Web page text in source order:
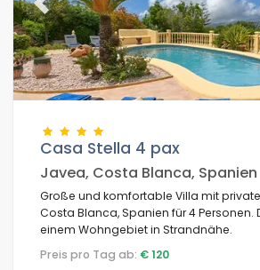
Previous
Casa Stella 4 pax
Javea, Costa Blanca, Spanien
Große und komfortable Villa mit
Costa Blanca, Spanien für 4 Personen.
einem Wohngebiet in Strandnähe.
Preis pro Tag ab: € 120